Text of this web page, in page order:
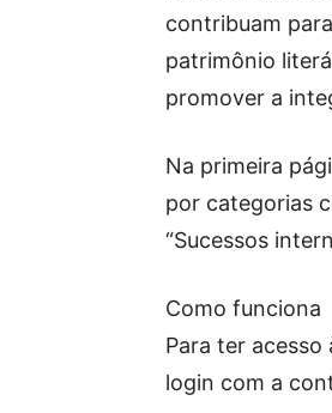
contribuam
patrimônio
promover a
Na primeira
por categorias
“Sucessos
Como funciona
Para ter
login com a